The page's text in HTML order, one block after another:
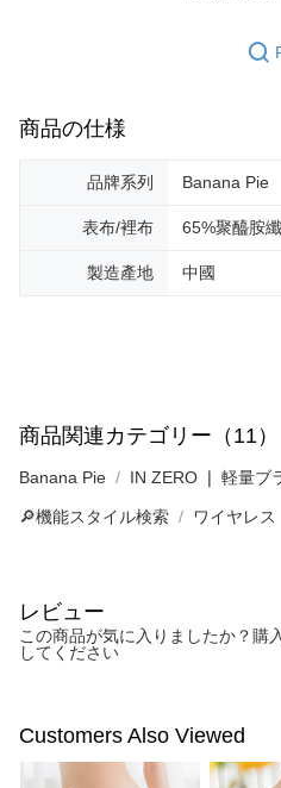
商品の仕様
品牌系列 Banana Pie
表布/裡布 65%聚醯胺
製造產地 中國
商品関連カテゴリー（11）
Banana Pie IN ZERO ❘ 軽量ブ
🔎機能スタイル検索 ワイヤレス
レビュー
この商品が気に入りましたか？購
してください
Customers Also Viewed